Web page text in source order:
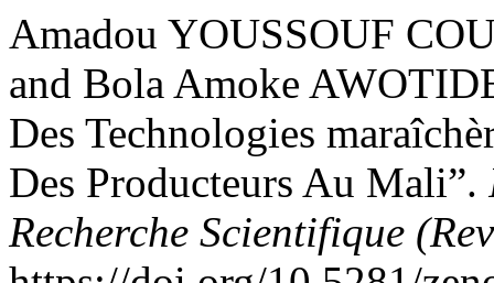
Amadou YOUSSOUF
and Bola Amoke
Des Technologies
Des Producteurs Au Mali”.
Recherche Scientifique